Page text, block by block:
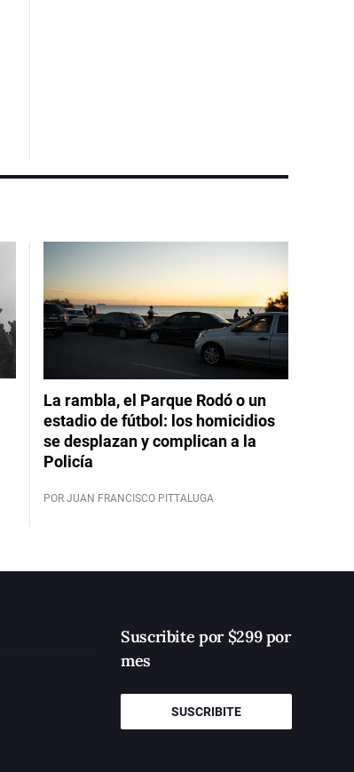
La rambla, el Parque Rodó o un
estadio de fútbol: los homicidios
se desplazan y complican a la
Policía
POR JUAN FRANCISCO PITTALUGA
Suscribite por $299 por
mes
SUSCRIBITE